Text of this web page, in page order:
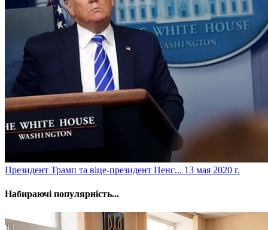
​Президент Трамп та віце-президент Пенс... 13 мая 2020 г.
Набираючі популярність...